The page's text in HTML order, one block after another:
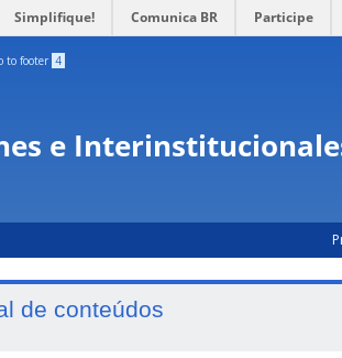
Simplifique! Comunica BR Participe
to footer 4
e
de conteúdos